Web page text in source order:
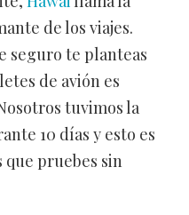
de los viajes.
seguro te planteas
de avión es
tuvimos la
10 días y esto es
pruebes sin